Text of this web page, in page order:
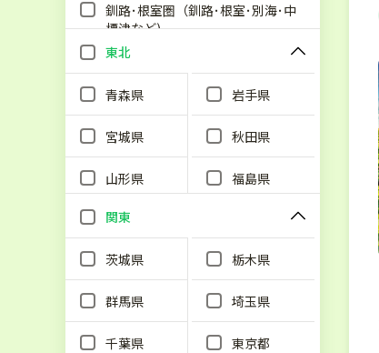
釧路･根室圏（釧路･根室･別海･中
標津など)
東北
青森県 岩手県
宮城県 秋田県
山形県 福島県
関東
茨城県 栃木県
群馬県 埼玉県
千葉県 東京都